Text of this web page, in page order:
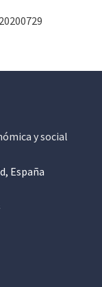
y social
España